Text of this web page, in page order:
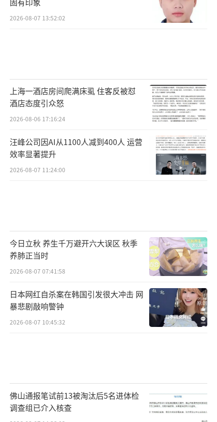
2026-08-07 13:52:02
上海一酒店房间爬满床虱 住客反被怼
酒店态度引众怒
2026-08-06 17:16:24
汪峰公司因AI从1100人减到400人 运营
效率显著提升
2026-08-07 11:24:00
今日立秋 养生千万避开六大误区 秋季
养肺正当时
2026-08-07 07:41:58
日本网红自杀案在韩国引发很大冲击 网
暴悲剧敲响警钟
2026-08-07 10:45:32
佛山通报笔试前13被淘汰后5名进体检
调查组已介入核查